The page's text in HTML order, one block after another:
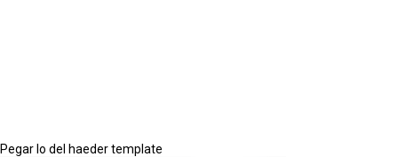
Pegar lo del haeder template